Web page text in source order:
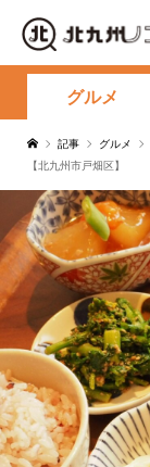
グルメ
記事 グルメ
【北九州市戸畑区】